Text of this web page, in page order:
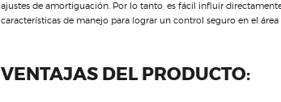
ajustes de amortiguación. Por lo tanto, es fácil influir
características de manejo para lograr un control seguro en el área
VENTAJAS DEL PRODUCTO: